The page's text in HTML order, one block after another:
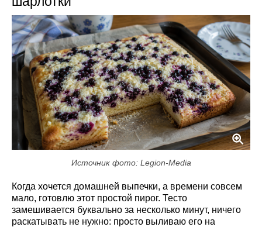
Источник фото: Legion-Media
Когда хочется домашней выпечки, а времени совсем
мало, готовлю этот простой пирог. Тесто
замешивается буквально за несколько минут, ничего
раскатывать не нужно: просто выливаю его на